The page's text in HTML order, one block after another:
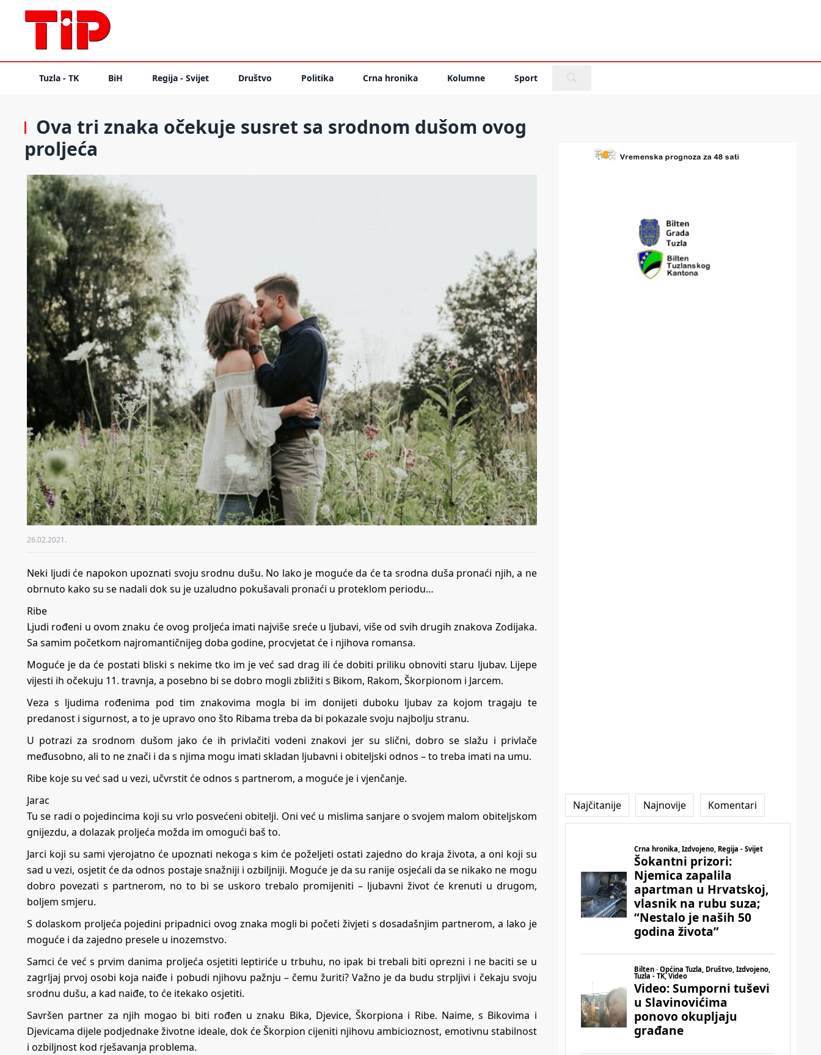
Tuzla - TK BiH Regija - Svijet Društvo Politika Crna hronika Kolumne Sport
Ova tri znaka očekuje susret sa srodnom dušom ovog
proljeća
26.02.2021.
Neki ljudi će napokon upoznati svoju srodnu dušu. No lako je moguće da će ta srodna duša pronaći njih, a ne
obrnuto kako su se nadali dok su je uzaludno pokušavali pronaći u proteklom periodu…
Ribe
Ljudi rođeni u ovom znaku će ovog proljeća imati najviše sreće u ljubavi, više od svih drugih znakova Zodijaka.
Sa samim početkom najromantičnijeg doba godine, procvjetat će i njihova romansa.
Moguće je da će postati bliski s nekime tko im je već sad drag ili će dobiti priliku obnoviti staru ljubav. Lijepe
vijesti ih očekuju 11. travnja, a posebno bi se dobro mogli zbližiti s Bikom, Rakom, Škorpionom i Jarcem.
Veza s ljudima rođenima pod tim znakovima mogla bi im donijeti duboku ljubav za kojom tragaju te
predanost i sigurnost, a to je upravo ono što Ribama treba da bi pokazale svoju najbolju stranu.
U potrazi za srodnom dušom jako će ih privlačiti vodeni znakovi jer su slični, dobro se slažu i privlače
međusobno, ali to ne znači i da s njima mogu imati skladan ljubavni i obiteljski odnos – to treba imati na umu.
Ribe koje su već sad u vezi, učvrstit će odnos s partnerom, a moguće je i vjenčanje.
Jarac
Tu se radi o pojedincima koji su vrlo posvećeni obitelji. Oni već u mislima sanjare o svojem malom obiteljskom
gnijezdu, a dolazak proljeća možda im omogući baš to.
Jarci koji su sami vjerojatno će upoznati nekoga s kim će poželjeti ostati zajedno do kraja života, a oni koji su
sad u vezi, osjetit će da odnos postaje snažniji i ozbiljniji. Moguće je da su ranije osjećali da se nikako ne mogu
dobro povezati s partnerom, no to bi se uskoro trebalo promijeniti – ljubavni život će krenuti u drugom,
boljem smjeru.
S dolaskom proljeća pojedini pripadnici ovog znaka mogli bi početi živjeti s dosadašnjim partnerom, a lako je
moguće i da zajedno presele u inozemstvo.
Samci će već s prvim danima proljeća osjetiti leptiriće u trbuhu, no ipak bi trebali biti oprezni i ne baciti se u
zagrljaj prvoj osobi koja naiđe i pobudi njihovu pažnju – čemu žuriti? Važno je da budu strpljivi i čekaju svoju
srodnu dušu, a kad naiđe, to će itekako osjetiti.
Savršen partner za njih mogao bi biti rođen u znaku Bika, Djevice, Škorpiona i Ribe. Naime, s Bikovima i
Djevicama dijele podjednake životne ideale, dok će Škorpion cijeniti njihovu ambicioznost, emotivnu stabilnost
i ozbiljnost kod rješavanja problema.
Najčitanije Najnovije Komentari